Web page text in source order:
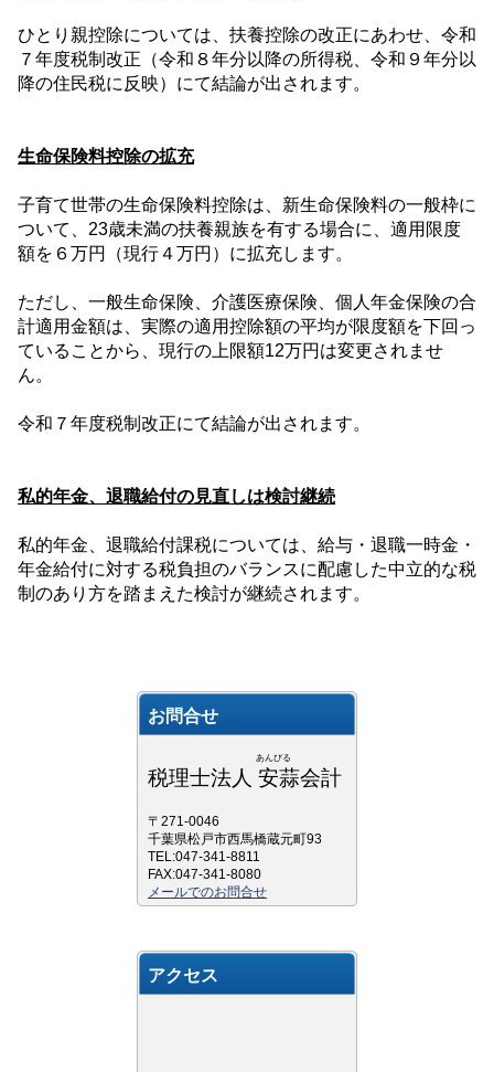
ひとり親控除については、扶養控除の改正にあわせ、令和
７年度税制改正（令和８年分以降の所得税、令和９年分以
降の住民税に反映）にて結論が出されます。
生命保険料控除の拡充
子育て世帯の生命保険料控除は、新生命保険料の一般枠に
ついて、 23歳未満の扶養親族を有する場合に、適用限度
額を６万円（現行４万円）に拡充します。
ただし、一般生命保険、介護医療保険、個人年金保険の合
計適用金額は、実際の適用控除額の平均が限度額を下回っ
ていることから、現行の上限額12万円は変更されませ
ん。
令和７年度税制改正にて結論が出されます。
私的年金、退職給付の見直しは検討継続
私的年金、退職給付課税については、給与・退職一時金・
年金給付に対する税負担のバランスに配慮した中立的な税
制のあり方を踏まえた検討が継続されます。
お問合せ
あんびる
税理士法人 安蒜会計
〒271-0046
千葉県松戸市西馬橋蔵元町93
TEL:047-341-8811
FAX:047-341-8080
メールでのお問合せ
アクセス